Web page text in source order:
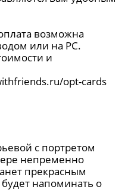
возможна
или на РС.
и
opt-cards
с портретом
непременно
прекрасным
напоминать о